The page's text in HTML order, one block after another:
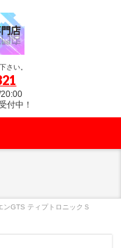
さい。
付中！
GTS ティプトロニックＳ